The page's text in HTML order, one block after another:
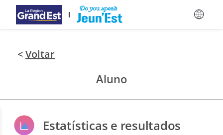
Ir para Conteúdo Principal
<Voltar
Aluno
Estatísticas e resultados